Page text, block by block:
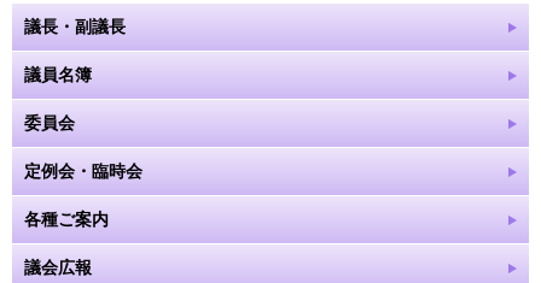
議長・副議長
議員名簿
委員会
定例会・臨時会
各種ご案内
議会広報